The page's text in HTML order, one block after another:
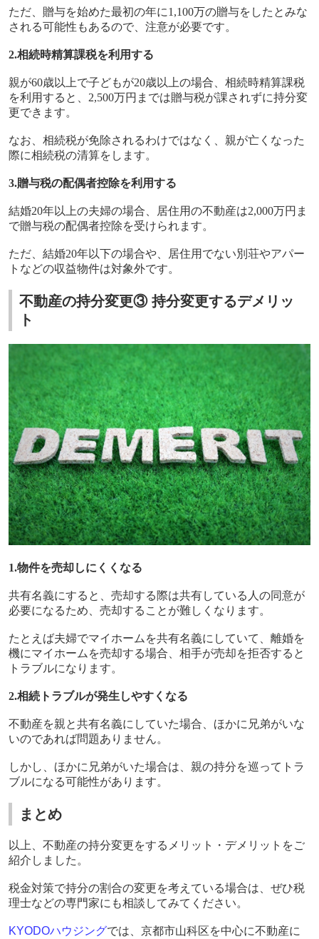
ただ、贈与を始めた最初の年に1,100万の贈与をしたとみな
される可能性もあるので、注意が必要です。
2.相続時精算課税を利用する
親が60歳以上で子どもが20歳以上の場合、相続時精算課税
を利用すると、 2,500万円までは贈与税が課されずに持分変
更できます。
なお、相続税が免除されるわけではなく、親が亡くなった
際に相続税の清算をします。
3.贈与税の配偶者控除を利用する
結婚20年以上の夫婦の場合、居住用の不動産は2,000万円ま
で贈与税の配偶者控除を受けられます。
ただ、結婚20年以下の場合や、居住用でない別荘やアパー
トなどの収益物件は対象外です。
不動産の持分変更③ 持分変更するデメリッ
ト
1.物件を売却しにくくなる
共有名義にすると、売却する際は共有している人の同意が
必要になるため、売却することが難しくなります。
たとえば夫婦でマイホームを共有名義にしていて、離婚を
機にマイホームを売却する場合、相手が売却を拒否すると
トラブルになります。
2.相続トラブルが発生しやすくなる
不動産を親と共有名義にしていた場合、ほかに兄弟がいな
いのであれば問題ありません。
しかし、ほかに兄弟がいた場合は、親の持分を巡ってトラ
ブルになる可能性があります。
まとめ
以上、 不動産の持分変更をするメリット・デメリットをご
紹介しま した。
税金対策で持分の割合の変更を考えている場合は、ぜひ税
理士などの専門家にも相談してみてください。
KYODOハウジングでは、京都市山科区を中心に不動産に